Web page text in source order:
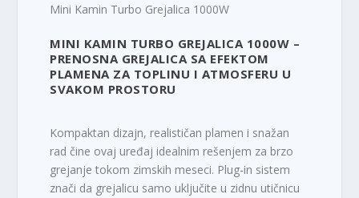
Mini Kamin Turbo Grejalica 1000W
MINI KAMIN TURBO GREJALICA 1000W –
PRENOSNA GREJALICA SA EFEKTOM
PLAMENA ZA TOPLINU I ATMOSFERU U
SVAKOM PROSTORU
Kompaktan dizajn, realističan plamen i snažan
rad čine ovaj uređaj idealnim rešenjem za brzo
grejanje tokom zimskih meseci. Plug-in sistem
znači da grejalicu samo uključite u zidnu utičnicu